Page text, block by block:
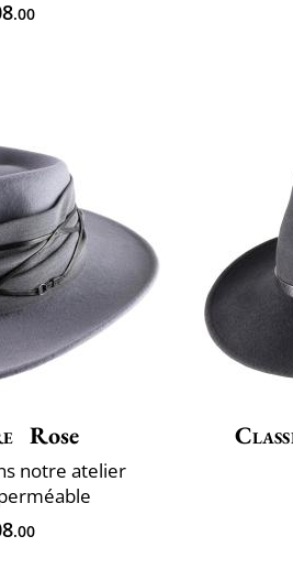
.00
Rose
notre atelier
.00